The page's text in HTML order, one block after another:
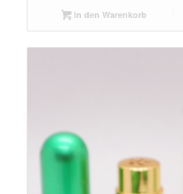
In den Warenkorb